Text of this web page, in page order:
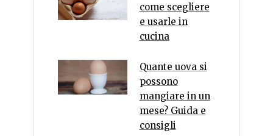
come scegliere
e usarle in
cucina
Quante uova si
possono
mangiare in un
mese? Guida e
consigli